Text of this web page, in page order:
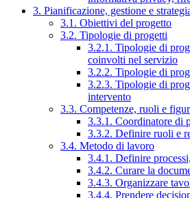
3. Pianificazione, gestione e
3.1. Obiettivi del progetto
3.2. Tipologie di progetti
3.2.1. Tipologie di
coinvolti nel servizio
3.2.2. Tipologie di
3.2.3. Tipologie di
intervento
3.3. Competenze, ruoli e
3.3.1. Coordinatore di
3.3.2. Definire ruoli e
3.4. Metodo di lavoro
3.4.1. Definire
3.4.2. Curare la
3.4.3. Organizzare
3.4.4. Prendere